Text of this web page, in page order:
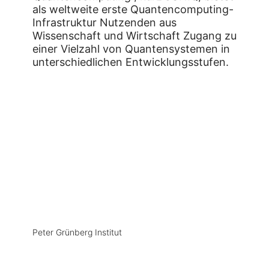
als weltweite erste Quantencomputing-
Infrastruktur Nutzenden aus
Wissenschaft und Wirtschaft Zugang zu
einer Vielzahl von Quantensystemen in
unterschiedlichen Entwicklungsstufen.
Peter Grünberg Institut